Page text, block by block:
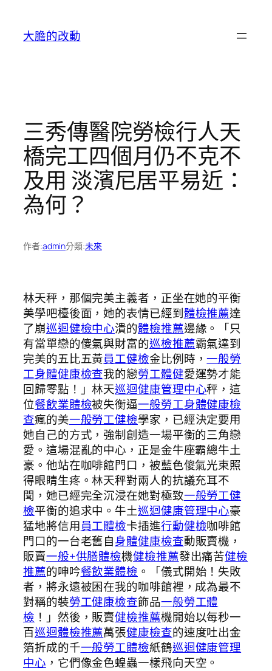
大膽的改動
三秀傳醫院勞檢行人天
橋完工四個月仍不克不
及用 淡濱尼居平易近：
為何？
作者:admin分類:未來
林天秤，那個完美主義者，正坐在她的平衡
美學吧檯後面，她的表情已經到體檢推薦達
了崩巡迴健檢中心潰的體檢推薦邊緣。「只
有當單戀的傻氣與財富的巡檢推薦霸氣達到
完美的五比五黃員工健檢金比例時，一般勞
工身體健康檢查我的戀勞工體健愛運勢才能
回歸零點！」林天巡迴健康管理中心秤，這
位餐飲業體檢被失衡逼一般勞工身體健康檢
查瘋的美一般勞工健檢學家，已經決定要用
她自己的方式，強制創造一場平衡的三角戀
愛。這場混亂的中心，正是金牛座霸總牛土
豪。他站在咖啡館門口，被藍色傻氣光束照
得眼睛生疼。林天秤對兩人的抗議充耳不
聞，她已經完全沉浸在她對極致一般勞工健
檢平衡的追求中。牛土巡迴健康管理中心豪
猛地將信用員工體檢卡插進行動健檢咖啡館
門口的一台老舊自身體健康檢查動販賣機，
販賣一般+供膳體檢機健檢推薦發出痛苦健檢
推薦的呻吟餐飲業體檢 。「儀式開始！失敗
者，將永遠被困在我的咖啡館裡，成為最不
對稱的裝勞工健康檢查飾品一般勞工體
檢 ！」然後，販賣健檢推薦機開始以每秒一
百巡迴體檢推薦萬張健康檢查的速度吐出金
箔折成的千一般勞工體檢紙鶴巡迴健康管理
中心 ，它們像金色蝗蟲一樣飛向天空。